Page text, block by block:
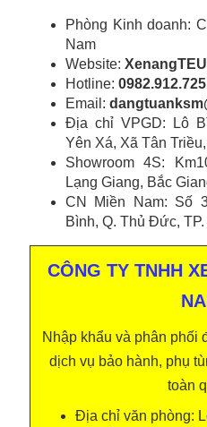
Phòng Kinh doanh:
Nam
Website:
Hotline: 0982.912.725
Email:
Địa chỉ VPGD: Lô
Yên Xá, Xã Tân
Showroom 4S:
Lạng Giang, Bắc
CN Miền Nam: Số
Bình, Q. Thủ Đức, TP.
CÔNG TY TNHH
Nhập khẩu và phân phối
dịch vụ bảo hành, phụ
toàn
Địa chỉ văn phòng: